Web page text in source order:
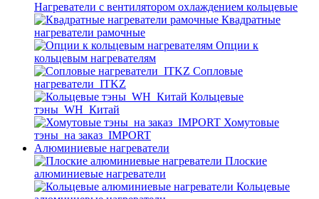
Нагреватели с вентилятором охлаждением кольцевые
Квадратные
нагреватели рамочные
Опции к
кольцевым нагревателям
Cопловые
нагреватели_ITKZ
Кольцевые
тэны_WH_Китай
Хомутовые
тэны_на заказ_IMPORT
Алюминиевые нагреватели
Плоские
алюминиевые нагреватели
Кольцевые